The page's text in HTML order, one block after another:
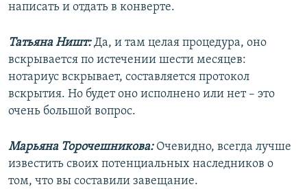
написать и отдать в конверте.
Татьяна Ништ:Да, и там целая процедура, оно
вскрывается по истечении шести месяцев:
нотариус вскрывает, составляется протокол
вскрытия. Но будет оно исполнено или нет – это
очень большой вопрос.
Марьяна Торочешникова:Очевидно, всегда лучше
известить своих потенциальных наследников о
том, что вы составили завещание.